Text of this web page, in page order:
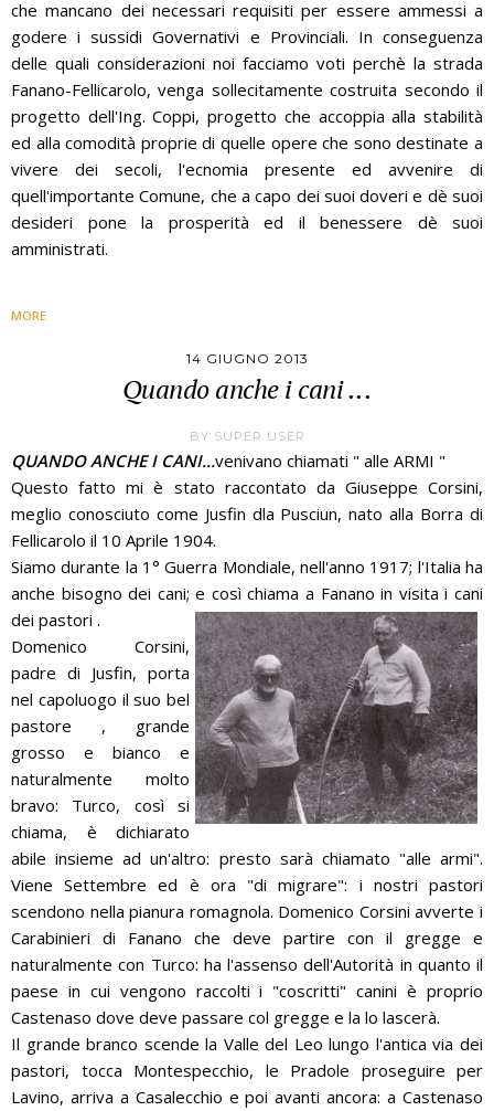
che mancano dei necessari requisiti per essere ammessi a
godere i sussidi Governativi e Provinciali. In conseguenza
delle quali considerazioni noi facciamo voti perchè la strada
Fanano-Fellicarolo, venga sollecitamente costruita secondo il
progetto dell'Ing. Coppi, progetto che accoppia alla stabilità
ed alla comodità proprie di quelle opere che sono destinate a
vivere dei secoli, l'ecnomia presente ed avvenire di
quell'importante Comune, che a capo dei suoi doveri e dè suoi
desideri pone la prosperità ed il benessere dè suoi
amministrati.
MORE
14 GIUGNO 2013
Quando anche i cani ...
BY SUPER USER
QUANDO ANCHE I CANI...venivano chiamati " alle ARMI "
Questo fatto mi è stato raccontato da Giuseppe Corsini,
meglio conosciuto come Jusfin dla Pusciun, nato alla Borra di
Fellicarolo il 10 Aprile 1904.
Siamo durante la 1° Guerra Mondiale, nell'anno 1917; l'Italia ha
anche bisogno dei cani; e così chiama a Fanano in visita i cani
dei pastori .
Domenico Corsini,
padre di Jusfin, porta
nel capoluogo il suo bel
pastore , grande
grosso e bianco e
naturalmente molto
bravo: Turco, così si
chiama, è dichiarato
abile insieme ad un'altro: presto sarà chiamato "alle armi".
Viene Settembre ed è ora "di migrare": i nostri pastori
scendono nella pianura romagnola. Domenico Corsini avverte i
Carabinieri di Fanano che deve partire con il gregge e
naturalmente con Turco: ha l'assenso dell'Autorità in quanto il
paese in cui vengono raccolti i "coscritti" canini è proprio
Castenaso dove deve passare col gregge e la lo lascerà.
Il grande branco scende la Valle del Leo lungo l'antica via dei
pastori, tocca Montespecchio, le Pradole proseguire per
Lavino, arriva a Casalecchio e poi avanti ancora: a Castenaso